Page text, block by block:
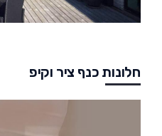
חלונות כנף ציר וקיפ